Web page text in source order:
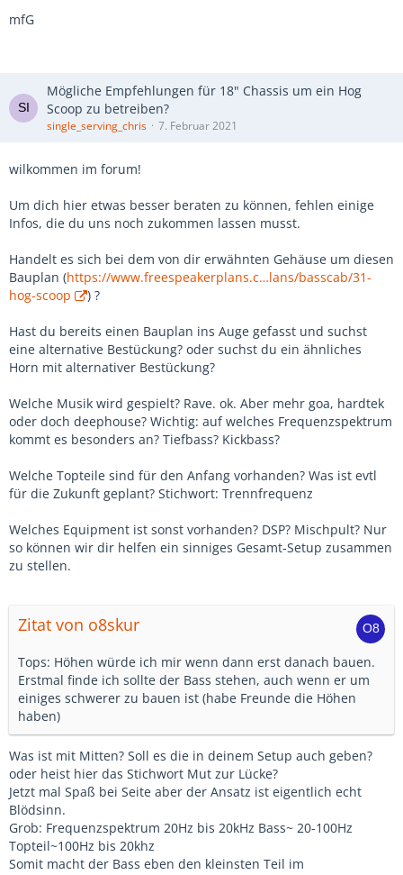
mfG
Mögliche Empfehlungen für 18" Chassis um ein Hog
Scoop zu betreiben?
single_serving_chris 7. Februar 2021
wilkommen im forum!
Um dich hier etwas besser beraten zu können, fehlen einige
Infos, die du uns noch zukommen lassen musst.
Handelt es sich bei dem von dir erwähnten Gehäuse um diesen
Bauplan (https://www.freespeakerplans.c…lans/basscab/31-
hog-scoop
) ?
Hast du bereits einen Bauplan ins Auge gefasst und suchst
eine alternative Bestückung? oder suchst du ein ähnliches
Horn mit alternativer Bestückung?
Welche Musik wird gespielt? Rave. ok. Aber mehr goa, hardtek
oder doch deephouse? Wichtig: auf welches Frequenzspektrum
kommt es besonders an? Tiefbass? Kickbass?
Welche Topteile sind für den Anfang vorhanden? Was ist evtl
für die Zukunft geplant? Stichwort: Trennfrequenz
Welches Equipment ist sonst vorhanden? DSP? Mischpult? Nur
so können wir dir helfen ein sinniges Gesamt-Setup zusammen
zu stellen.
Zitat von o8skur
Tops: Höhen würde ich mir wenn dann erst danach bauen.
Erstmal finde ich sollte der Bass stehen, auch wenn er um
einiges schwerer zu bauen ist (habe Freunde die Höhen
haben)
Was ist mit Mitten? Soll es die in deinem Setup auch geben?
oder heist hier das Stichwort Mut zur Lücke?
Jetzt mal Spaß bei Seite aber der Ansatz ist eigentlich echt
Blödsinn.
Grob: Frequenzspektrum 20Hz bis 20kHz Bass~ 20-100Hz
Topteil~100Hz bis 20khz
Somit macht der Bass eben den kleinsten Teil im